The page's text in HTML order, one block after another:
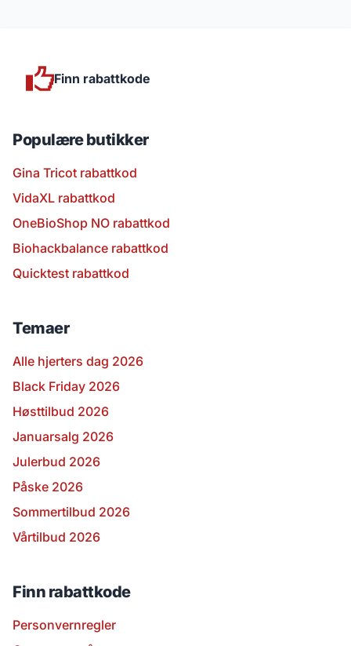
Finn rabattkode
Populære butikker
Gina Tricot rabattkod
VidaXL rabattkod
OneBioShop NO rabattkod
Biohackbalance rabattkod
Quicktest rabattkod
Temaer
Alle hjerters dag 2026
Black Friday 2026
Høsttilbud 2026
Januarsalg 2026
Julerbud 2026
Påske 2026
Sommertilbud 2026
Vårtilbud 2026
Finn rabattkode
Personvernregler